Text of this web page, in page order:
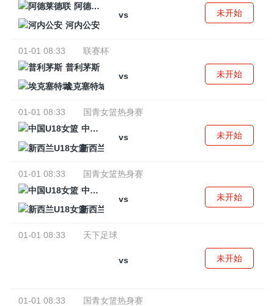
阿德莱德联
vs
河内公安
未开始
01-01 08:33
联赛杯
普利茅斯
vs
埃克塞特城
未开始
01-01 08:33
国青女篮热身赛
中国U18女篮
vs
新西兰U18女篮
未开始
01-01 08:33
国青女篮热身赛
中国U18女篮
vs
新西兰U18女篮
未开始
01-01 08:33 天下足球
vs 未开始
01-01 08:33
国青女篮热身赛